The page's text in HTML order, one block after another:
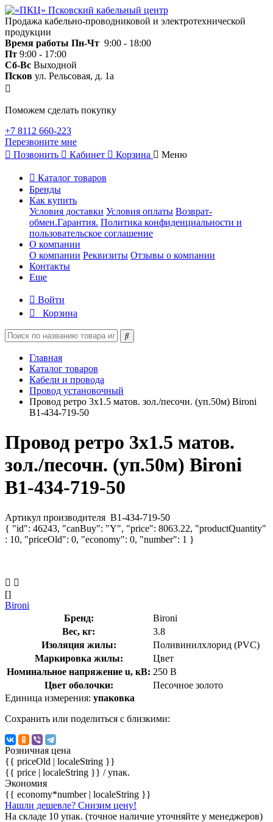
Продажа кабельно-проводниковой и электротехнической
продукции
Время работы Пн-Чт 9:00 - 18:00
Пт 9:00 - 17:00
Сб-Вс Выходной
Псков ул. Рельсовая, д. 1а
Поможем сделать покупку
+7 8112 660-223
Перезвоните мне
Позвонить
Кабинет Корзина Меню
Каталог товаров
Бренды
Как купить
Условия доставки Условия оплаты Возврат-
обмен.Гарантия. Политика конфиденциальности и
пользовательское соглашение
О компании
О компании Реквизиты Отзывы о компании
Контакты
Еще
Войти
Корзина
Главная
Каталог товаров
Кабели и провода
Провод установочный
Провод ретро 3х1.5 матов. зол./песочн. (уп.50м) Bironi
B1-434-719-50
Провод ретро 3х1.5 матов.
зол./песочн. (уп.50м) Bironi
B1-434-719-50
Артикул производителя B1-434-719-50
{ "id": 46243, "canBuy": "Y", "price": 8063.22, "productQuantity"
: 10, "priceOld": 0, "economy": 0, "number": 1 }
[]
Bironi
Бренд:
Bironi
Вес, кг:
3.8
Изоляция жилы:
Поливинилхлорид (PVC)
Маркировка жилы:
Цвет
Номинальное напряжение u, кВ: 250 В
Цвет оболочки:
Песочное золото
Единица измерения: упаковка
Сохранить или поделиться с близкими:
Розничная цена
{{ priceOld | localeString }}
{{ price | localeString }} / упак.
Экономия
{{ economy*number | localeString }}
Нашли дешевле? Снизим цену!
На складе 10 упак. (точное наличие уточняйте у менеджеров)